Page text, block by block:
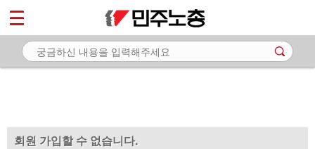
회원 가입할 수 없습니다.
마이페이지
소개
자료